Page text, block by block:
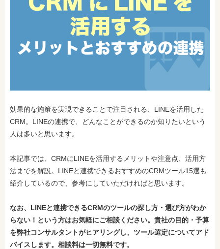
効果的な施策を実現できることで注目される、LINEを活用した
CRM。LINEの連携で、どんなことができるのか知りたいという
人は多いと思います。
本記事では、CRMにLINEを活用するメリットや注意点、活用方
法までを解説。LINEと連携できるおすすめのCRMツール15選も
紹介しているので、参考にしていただければと思います。
なお、LINEと連携できるCRMのツールの探し方・選び方がわか
らない！という方はお気軽にご相談ください。 貴社の目的・予算
を弊社コンサルタントがヒアリングし、ツール選定についてアド
バイスします。相談料は一切無料です。